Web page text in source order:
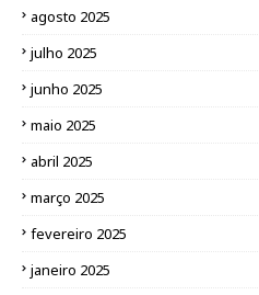
agosto 2025
julho 2025
junho 2025
maio 2025
abril 2025
março 2025
fevereiro 2025
janeiro 2025